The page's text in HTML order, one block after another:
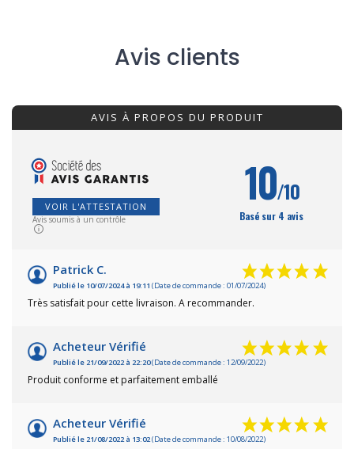
Avis clients
AVIS À PROPOS DU PRODUIT
VOIR L'ATTESTATION
Avis soumis à un contrôle
10/10
Basé sur 4 avis
Patrick C.
Publié le 10/07/2024 à 19:11 (Date de commande : 01/07/2024)
Très satisfait pour cette livraison. A recommander.
Acheteur Vérifié
Publié le 21/09/2022 à 22:20(Date de commande : 12/09/2022)
Produit conforme et parfaitement emballé
Acheteur Vérifié
Publié le 21/08/2022 à 13:02(Date de commande : 10/08/2022)